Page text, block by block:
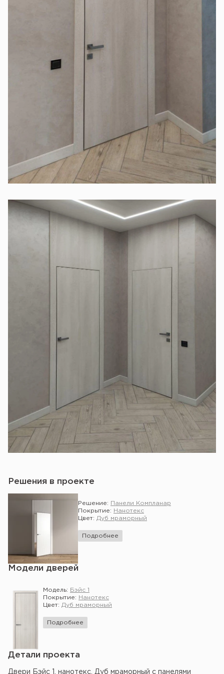
Решения в проекте
Решение:
Панели Компланар
Покрытие:
Нанотекс
Цвет: Дуб мраморный
Подробнее
Модели дверей
Модель:
Бэйс 1
Покрытие:
Нанотекс
Цвет: Дуб мраморный
Подробнее
Детали проекта
Двери Бэйс 1, нанотекс, Дуб мраморный с панелями